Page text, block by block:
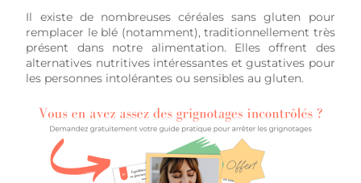
Il existe de nombreuses céréales sans gluten pour
remplacer le blé (notamment), traditionnellement très
présent dans notre alimentation. Elles offrent des
alternatives nutritives intéressantes et gustatives pour
les personnes intolérantes ou sensibles au gluten.